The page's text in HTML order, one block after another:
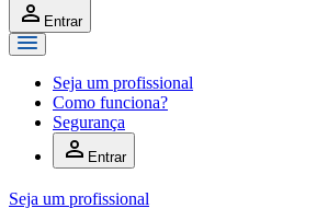
Entrar
Seja um profissional
Como funciona?
Segurança
Entrar
Seja um profissional